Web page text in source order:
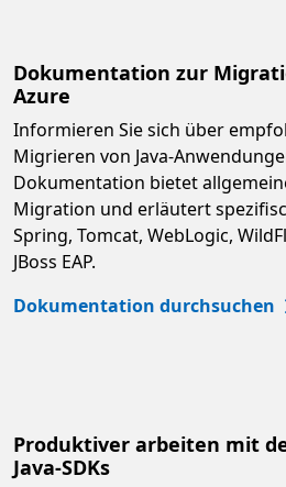
Dokumentation zur
Azure
Informieren Sie sich über
Migrieren von Java-
Dokumentation bietet
Migration und erläutert
Spring, Tomcat, WebLogic,
JBoss EAP.
Dokumentation durchsuchen
Produktiver arbeiten mit
Java-SDKs